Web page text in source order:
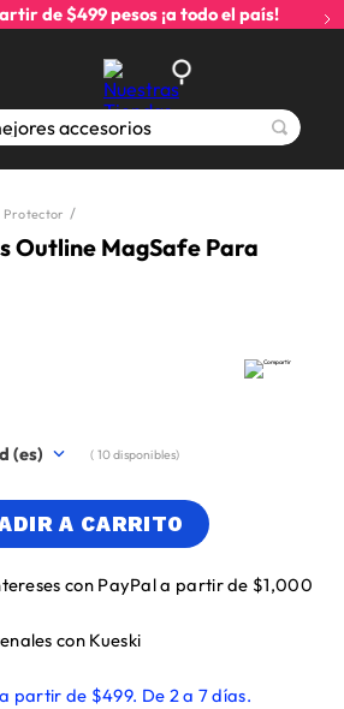
de $499 pesos ¡a todo el país!
accesorios
Protector
Outline MagSafe Para
( 10disponibles)
A CARRITO
con PayPal a partir de $1,000
con Kueski
partir de $499. De 2 a 7 días.